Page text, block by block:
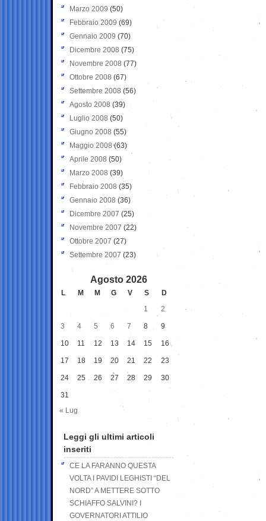
Marzo 2009 (50)
Febbraio 2009 (69)
Gennaio 2009 (70)
Dicembre 2008 (75)
Novembre 2008 (77)
Ottobre 2008 (67)
Settembre 2008 (56)
Agosto 2008 (39)
Luglio 2008 (50)
Giugno 2008 (55)
Maggio 2008(63)
Aprile 2008 (50)
Marzo 2008 (39)
Febbraio 2008 (35)
Gennaio 2008 (36)
Dicembre 2007 (25)
Novembre 2007 (22)
Ottobre 2007 (27)
Settembre 2007 (23)
Agosto 2026
L M M G V S
D
1
2
3 4 5 6 7 8 9
10 11 12 13 14 15 16
17 18 19 20 21 22 23
24 25 26 27 28 29 30
31
« Lug
Leggi gli ultimi articoli
inseriti
CE LA FARANNO QUESTA
VOLTA I PAVIDI LEGHISTI “DEL
NORD” A METTERE SOTTO
SCHIAFFO SALVINI? I
GOVERNATORI ATTILIO